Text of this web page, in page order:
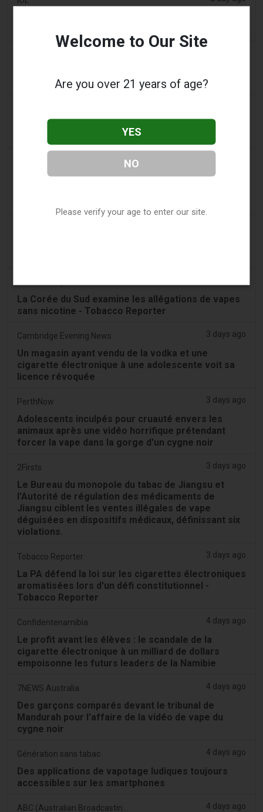
de vapoteuses dans une voiture garée
Vape Station propose les Lost Mary 15 000
bouffées dans les Émirats arabes unis
2FIRSTS | La FDA autorise quatre sachets de
La Corée du Sud examine les allégations de vapes
sans nicotine - Tobacco Reporter
Cambridge Evening News 3 days ago
Un magasin ayant vendu de la vodka et une
cigarette électronique à une adolescente voit sa
licence révoquée
PerthNow 3 days ago
Adolescents inculpés pour cruauté envers les
animaux après une vidéo horrifique prétendant
forcer la vape dans la gorge d'un cygne noir
2Firsts 3 days ago
Le Bureau du monopole du tabac de Jiangsu et
l'Autorité de régulation des médicaments de
Jiangsu ciblent les ventes illégales de vape
déguisées en dispositifs médicaux, définissant six
violations.
Tobacco Reporter 3 days ago
La PA défend la loi sur les cigarettes électroniques
aromatisées lors d'un défi constitutionnel -
Tobacco Reporter
Confidentenamibia 4 days ago
Le profit avant les élèves : le scandale de la
cigarette électronique à un milliard de dollars
empoisonne les futurs leaders de la Namibie
7NEWS Australia 4 days ago
Des garçons comparés devant le tribunal de
Mandurah pour l'affaire de la vidéo de vape du
cygne noir
Génération sans tabac 4 days ago
Des applications de vapotage ludiques toujours
accessibles sur les smartphones
4 days ago
Welcome to Our Site
Are you over 21 years of age?
YES
NO
Please verify your age to enter our site.